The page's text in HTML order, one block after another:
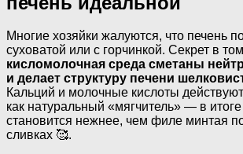
Многие хозяйки жалуются, что печень
суховатой или с горчинкой. Секрет в
кисломолочная среда сметаны
и делает структуру печени
Кальций и молочные кислоты
как натуральный «мягчитель» — в
становится нежнее, чем филе минтая
сливках 🥰.